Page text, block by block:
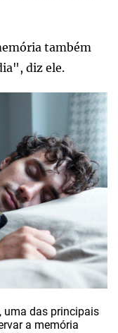
também
diz ele.
uma das principais
a memória